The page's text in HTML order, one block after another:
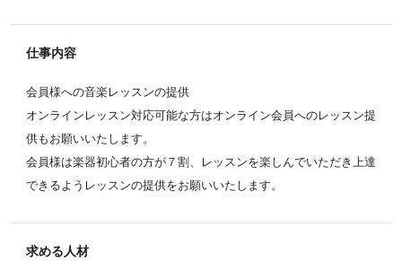
仕事内容
会員様への音楽レッスンの提供
オンラインレッスン対応可能な方はオンライン会員へのレッスン提
供もお願いいたします。
会員様は楽器初心者の方が７割、レッスンを楽しんでいただき上達
できるようレッスンの提供をお願いいたします。
求める人材